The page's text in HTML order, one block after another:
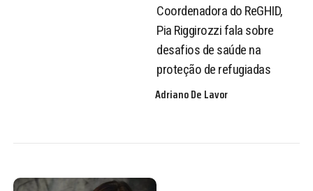
Coordenadora do ReGHID,
Pia Riggirozzi fala sobre
desafios de saúde na
proteção de refugiadas
Adriano De Lavor